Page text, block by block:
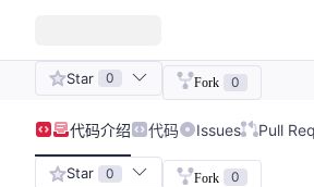
Star 0 Fork 0
代码介绍 代码 Issues Pull
Star 0 Fork 0